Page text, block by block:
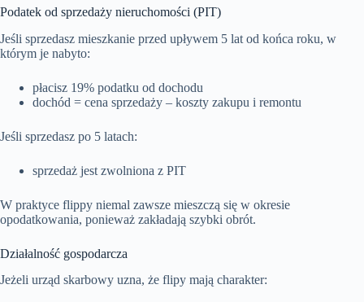
Podatek od sprzedaży nieruchomości (PIT)
Jeśli sprzedasz mieszkanie przed upływem 5 lat od końca roku, w
którym je nabyto:
płacisz 19% podatku od dochodu
dochód = cena sprzedaży – koszty zakupu i remontu
Jeśli sprzedasz po 5 latach:
sprzedaż jest zwolniona z PIT
W praktyce flippy niemal zawsze mieszczą się w okresie
opodatkowania, ponieważ zakładają szybki obrót.
Działalność gospodarcza
Jeżeli urząd skarbowy uzna, że flipy mają charakter: